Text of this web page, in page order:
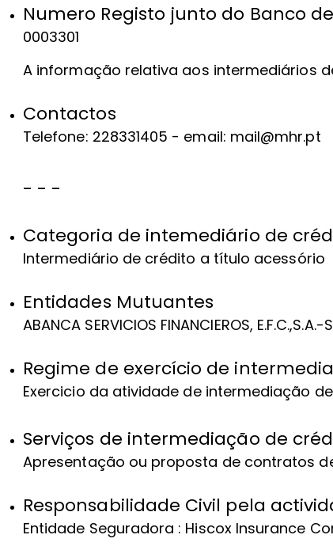
Numero Registo junto do Banco
0003301
A informação relativa aos intermediários
Contactos
Telefone: 228331405 - email: mail@mhr.pt
- - -
Categoria de intemediário de
Intermediário de crédito a título acessório
Entidades Mutuantes
ABANCA SERVICIOS FINANCIEROS, E.F.C.,S.A.-
Regime de exercício de
Exercicio da atividade de intermediação
Serviços de intermediação de
Apresentação ou proposta de contratos
Responsabilidade Civil pela
Entidade Seguradora : Hiscox Insurance